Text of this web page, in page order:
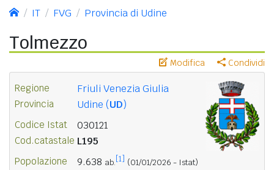
IT FVG Provincia di Udine
Tolmezzo
Modifica Condividi
Regione Friuli Venezia Giulia
Provincia Udine (UD)
Codice Istat 030121
Cod.catastale L195
Popolazione 9.638 ab. [1] (01/01/2026 - Istat)